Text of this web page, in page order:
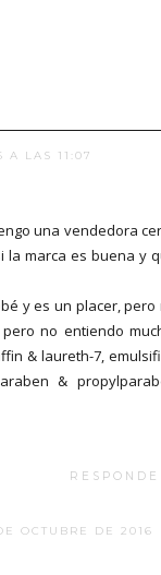
A LAS 11:07
una vendedora
la marca es buena y
y es un placer,
no entiendo
& laureth-7,
&
OCTUBRE DE 2016